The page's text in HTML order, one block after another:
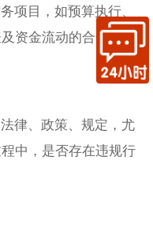
项目，如预算执行、
资金流动的合规性与
律、政策、规定，尤
中，是否存在违规行